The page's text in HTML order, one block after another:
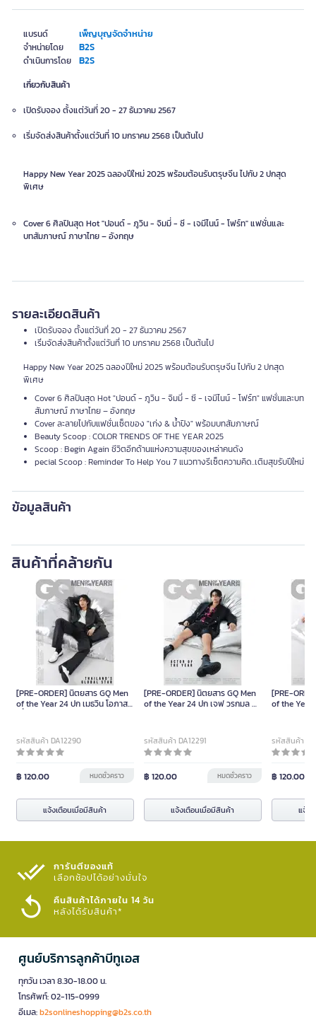
แบรนด์ เพ็ญบุญจัดจำหน่าย
จำหน่ายโดย B2S
ดำเนินการโดย B2S
เกี่ยวกับสินค้า
เปิดรับจอง ตั้งแต่วันที่ 20 - 27 ธันวาคม 2567
เริ่มจัดส่งสินค้าตั้งแต่วันที่ 10 มกราคม 2568 เป็นต้นไป
Happy New Year 2025 ฉลองปีใหม่ 2025 พร้อมต้อนรับตรุษจีน ไปกับ 2 ปกสุด
พิเศษ
Cover 6 ศิลปินสุด Hot "ปอนด์ - ภูวิน - จิมมี่ - ซี - เจมีไนน์ - โฟร์ท" แฟชั่นและ
บทสัมภาษณ์ ภาษาไทย – อังกฤษ
รายละเอียดสินค้า
เปิดรับจอง ตั้งแต่วันที่ 20 - 27 ธันวาคม 2567
เริ่มจัดส่งสินค้าตั้งแต่วันที่ 10 มกราคม 2568 เป็นต้นไป
Happy New Year 2025 ฉลองปีใหม่ 2025 พร้อมต้อนรับตรุษจีน ไปกับ 2 ปกสุด
พิเศษ
Cover 6 ศิลปินสุด Hot "ปอนด์ - ภูวิน - จิมมี่ - ซี - เจมีไนน์ - โฟร์ท" แฟชั่นและบท
สัมภาษณ์ ภาษาไทย – อังกฤษ
Cover ละลายไปกับแฟชั่นเซ็ตของ "เก่ง & น้ำปิง" พร้อมบทสัมภาษณ์
Beauty Scoop : COLOR TRENDS OF THE YEAR 2025
Scoop : Begin Again ชีวิตอีกด้านแห่งความสุขของเหล่าคนดัง
pecial Scoop : Reminder To Help You 7 แนวทางรีเซ็ตความคิด..เติมสุขรับปีใหม่
ข้อมูลสินค้า
สินค้าที่คล้ายกัน
[PRE-ORDER] นิตยสาร GQ Men
of the Year 24 ปก เมธวิน โอภาส
รหัสสินค้า DA12290
฿ 120.00 หมดชั่วคราว
แจ้งเตือนเมื่อมีสินค้า
[PRE-ORDER] นิตยสาร GQ Men
of the Year 24 ปก เจฟ วรกมล ชา
รหัสสินค้า DA12291
฿ 120.00 หมดชั่วคราว
แจ้งเตือนเมื่อมีสินค้า
[PRE-
of the Year
รหัสสินค้า
฿ 120.00
แจ้ง
การันตีของแท้
เลือกช้อปได้อย่างมั่นใจ​
คืนสินค้าได้ภายใน 14 วัน
หลังได้รับสินค้า*
ศูนย์บริการลูกค้าบีทูเอส
ทุกวัน เวลา 8.30-18.00 น.
โทรศัพท์: 02-115-0999
อีเมล:b2sonlineshopping@b2s.co.th